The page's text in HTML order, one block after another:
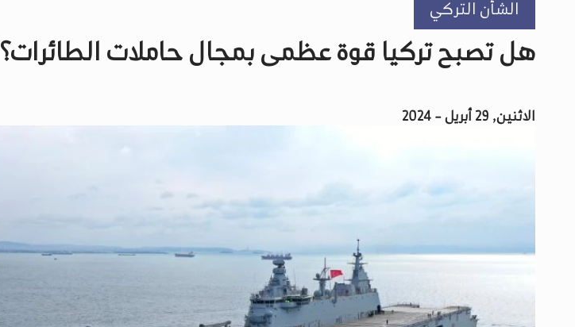
الشأن التركي
هل تصبح تركيا قوة عظمى بمجال حاملات الطائرات؟
الاثنين, 29 أبريل - 2024